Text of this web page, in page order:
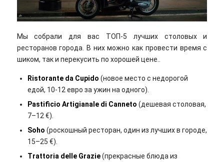
Мы собрали для вас ТОП-5 лучших столовых и
ресторанов города. В них можно как провести время с
шиком, так и перекусить по хорошей цене..
Ristorante da Cupido (новое место с недорогой
едой, 10-12 евро за ужин на одного).
Pastificio Artigianale di Canneto (дешевая столовая,
7–12 €).
Soho (роскошный ресторан, один из лучших в городе,
15–25 €).
Trattoria delle Grazie(прекрасные блюда из